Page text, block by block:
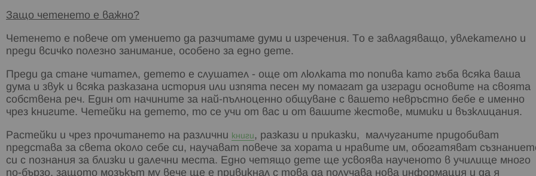
Защо четенето е важно?
Четенето е повече от умението да разчитаме думи и изречения. То е завладяващо, увлекателно и
преди всичко полезно занимание, особено за едно дете.
Преди да стане читател, детето е слушател - още от люлката то попива като гъба всяка ваша
дума и звук и всяка разказана история или изпята песен му помагат да изгради основите на своята
собствена реч. Един от начините за най-пълноценно общуване с вашето невръстно бебе е именно
чрез книгите. Четейки на детето, то се учи от вас и от вашите жестове, мимики и възклицания.
Растейки и чрез прочитането на различни книги, разкази и приказки, малчуганите придобиват
представа за света около себе си, научават повече за хората и нравите им, обогатяват
си с познания за близки и далечни места. Едно четящо дете ще усвоява наученото в училище много
по-бързо, защото мозъкът му вече ще е привикнал с това да получава нова информация и да я